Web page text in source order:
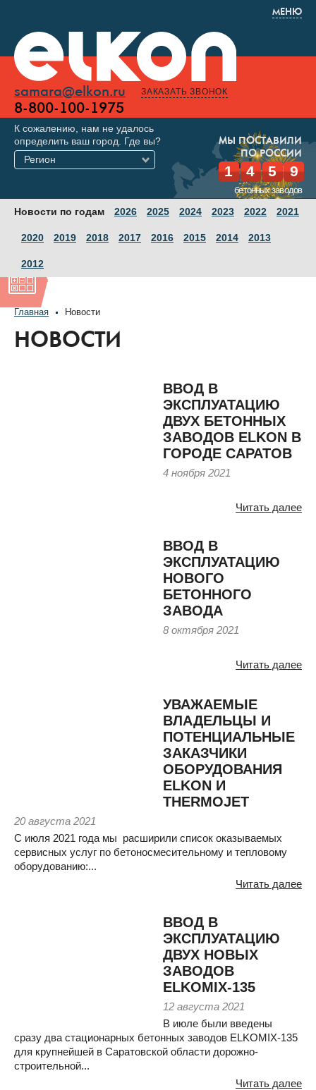
МЕНЮ
samara@elkon.ru
8-800-100-1975
ЗАКАЗАТЬ ЗВОНОК
МЫ ПОСТАВИЛИ
ПО РОССИИ
1 4 5 9
бетонных заводов
К сожалению, нам не удалось
определить ваш город. Где вы?
Регион
Новости по годам 2026 2025 2024 2023 2022 2021
2020 2019 2018 2017 2016 2015 2014 2013
2012
Главная Новости
НОВОСТИ
ВВОД В
ЭКСПЛУАТАЦИЮ
ДВУХ БЕТОННЫХ
ЗАВОДОВ ELKON В
ГОРОДЕ САРАТОВ
4 ноября 2021
Читать далее
ВВОД В
ЭКСПЛУАТАЦИЮ
НОВОГО
БЕТОННОГО
ЗАВОДА
8 октября 2021
Читать далее
УВАЖАЕМЫЕ
ВЛАДЕЛЬЦЫ И
ПОТЕНЦИАЛЬНЫЕ
ЗАКАЗЧИКИ
ОБОРУДОВАНИЯ
ELKON И
THERMOJET
20 августа 2021
С июля 2021 года мы расширили список оказываемых
сервисных услуг по бетоносмесительному и тепловому
оборудованию:...
Читать далее
ВВОД В
ЭКСПЛУАТАЦИЮ
ДВУХ НОВЫХ
ЗАВОДОВ
ELKOMIX-135
12 августа 2021
В июле были введены
сразу два стационарных бетонных заводов ELKOMIX-135
для крупнейшей в Саратовской области дорожно-
строительной...
Читать далее